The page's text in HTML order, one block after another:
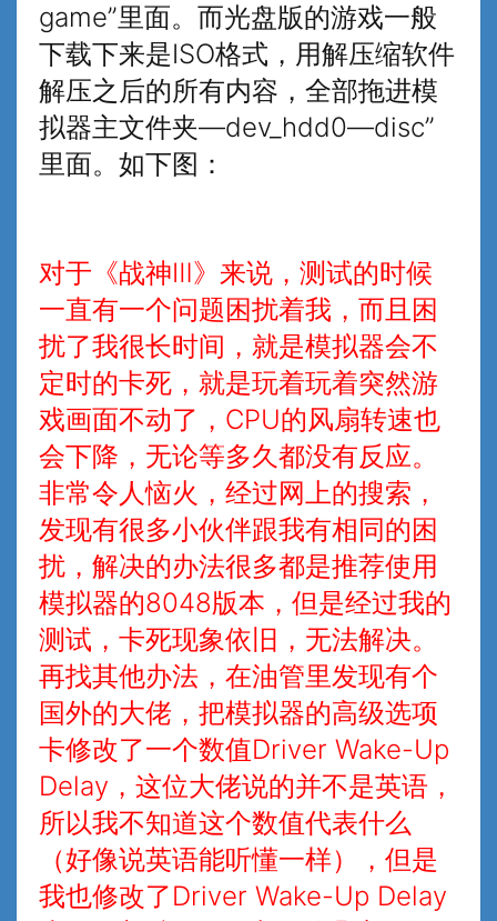
game”里面。而光盘版的游戏一般
下载下来是ISO格式，用解压缩软件
解压之后的所有内容，全部拖进模
拟器主文件夹—dev_hdd0—disc”
里面。如下图：
对于《战神Ⅲ》来说，测试的时候
一直有一个问题困扰着我，而且困
扰了我很长时间，就是模拟器会不
定时的卡死，就是玩着玩着突然游
戏画面不动了，CPU的风扇转速也
会下降，无论等多久都没有反应。
非常令人恼火，经过网上的搜索，
发现有很多小伙伴跟我有相同的困
扰，解决的办法很多都是推荐使用
模拟器的8048版本，但是经过我的
测试，卡死现象依旧，无法解决。
再找其他办法，在油管里发现有个
国外的大佬，把模拟器的高级选项
卡修改了一个数值Driver Wake-Up
Delay，这位大佬说的并不是英语，
所以我不知道这个数值代表什么
（好像说英语能听懂一样），但是
我也修改了Driver Wake-Up Delay